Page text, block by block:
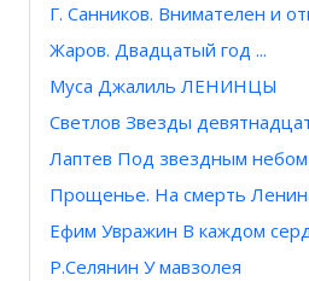
Г. Санников. Внимателен и
Жаров. Двадцатый год ...
Муса Джалиль ЛЕНИНЦЫ
Светлов Звезды
Лаптев Под звездным
Прощенье. На смерть
Ефим Увражин В каждом
Р.Селянин У мавзолея